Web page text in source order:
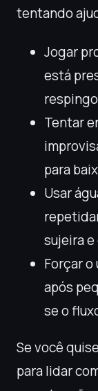
tentando
Jogar
está
Tentar
para
Usar
sujeira e
Forçar
após
se o
Se você
para lidar